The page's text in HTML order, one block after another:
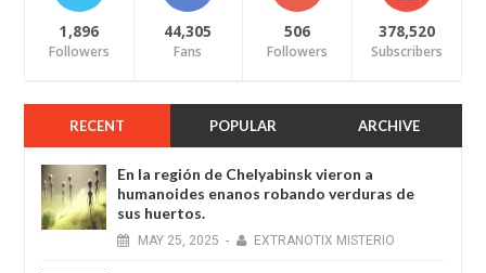
1,896
Followers
44,305
Fans
506
Followers
378,520
Subscribers
RECENT POPULAR ARCHIVE
En la región de Chelyabinsk vieron a
humanoides enanos robando verduras de
sus huertos.
MAY 25, 2025 - EXTRANOTIX MISTERIO